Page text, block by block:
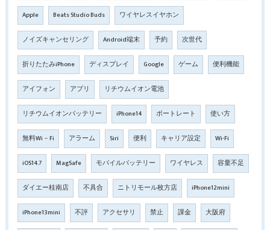
Apple Beats Studio Buds ワイヤレスイヤホン
ノイズキャンセリング Android端末 予約 次世代
折りたたみiPhone ディスプレイ Google ゲーム 便利機能
アイフォン アプリ リチウムイオン電池
リチウムイオンバッテリー iPhone14 ポートレート 使い方
無料Wi－Fi アラーム Siri 便利 キャリア設定 Wi-Fi
iOS14.7 MagSafe モバイルバッテリー ワイヤレス 容量不足
ダイエー桂南店 不具合 ニトリモール枚方店 iPhone12mini
iPhone13mini 不評 アクセサリ 禁止 課金 大阪府